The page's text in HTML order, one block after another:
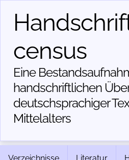
census
Eine
handschriftlichen
deutschsprachiger
Mittelalters